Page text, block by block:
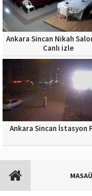
Ankara Sincan Nikah
Canlı izle
Ankara Sincan İstasyon